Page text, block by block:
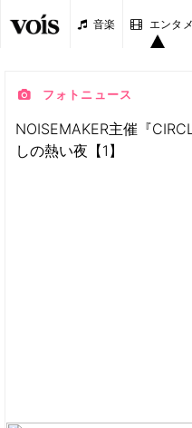
音楽 エンタメ
フォトニュース
NOISEMAKER主催『
しの熱い夜【1】